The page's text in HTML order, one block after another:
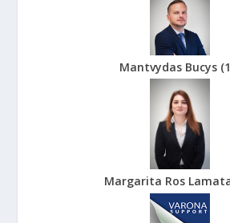
Mantvydas Bucys (
Margarita Ros